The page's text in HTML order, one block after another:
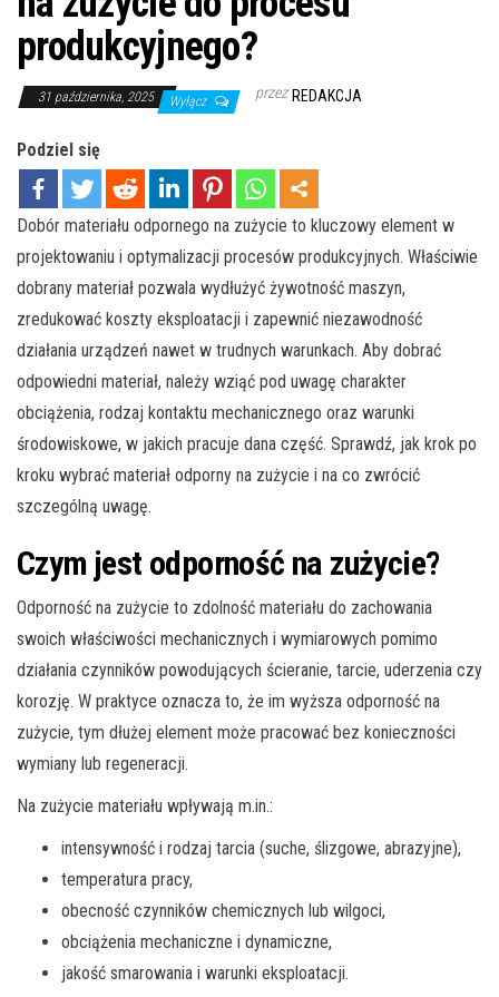
produkcyjnego?
31 października, 2025 Wyłącz przez REDAKCJA
Podziel się
Dobór materiału odpornego na zużycie to kluczowy element w
projektowaniu i optymalizacji procesów produkcyjnych. Właściwie
dobrany materiał pozwala wydłużyć żywotność maszyn,
zredukować koszty eksploatacji i zapewnić niezawodność
działania urządzeń nawet w trudnych warunkach. Aby dobrać
odpowiedni materiał, należy wziąć pod uwagę charakter
obciążenia, rodzaj kontaktu mechanicznego oraz warunki
środowiskowe, w jakich pracuje dana część. Sprawdź, jak krok po
kroku wybrać materiał odporny na zużycie i na co zwrócić
szczególną uwagę.
Czym jest odporność na zużycie?
Odporność na zużycie to zdolność materiału do zachowania
swoich właściwości mechanicznych i wymiarowych pomimo
działania czynników powodujących ścieranie, tarcie, uderzenia czy
korozję. W praktyce oznacza to, że im wyższa odporność na
zużycie, tym dłużej element może pracować bez konieczności
wymiany lub regeneracji.
Na zużycie materiału wpływają m.in.:
intensywność i rodzaj tarcia (suche, ślizgowe, abrazyjne),
temperatura pracy,
obecność czynników chemicznych lub wilgoci,
obciążenia mechaniczne i dynamiczne,
jakość smarowania i warunki eksploatacji.